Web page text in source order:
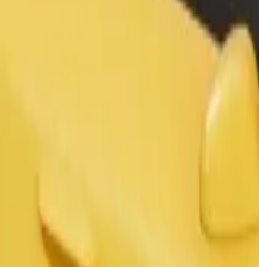
con discapacidad. Si tienes